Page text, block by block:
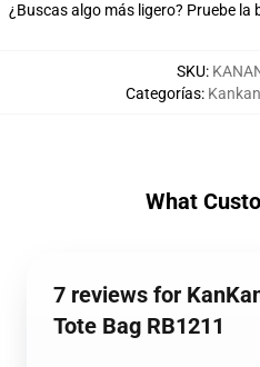
¿Buscas algo más ligero? Pruebe la
SKU:
Categorías:
What
7 reviews for
Tote Bag RB1211